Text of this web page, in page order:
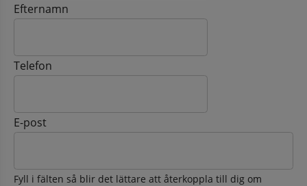
Efternamn
Telefon
E-post
Fyll i fälten så blir det lättare att återkoppla till dig om